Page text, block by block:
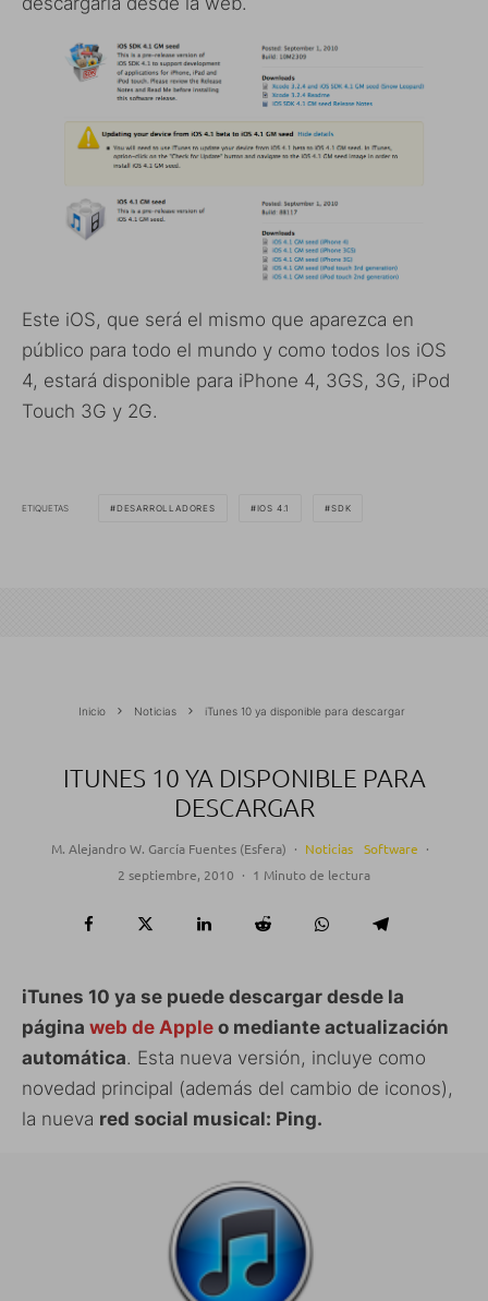
Este iOS, que será el mismo que aparezca en
público para todo el mundo y como todos los iOS
4, estará disponible para iPhone 4, 3GS, 3G, iPod
Touch 3G y 2G.
ETIQUETAS DESARROLLADORES IOS 4.1 SDK
Inicio Noticias iTunes 10 ya disponible para descargar
ITUNES 10 YA DISPONIBLE PARA
DESCARGAR
M. Alejandro W. García Fuentes (Esfera) · Noticias Software ·
2 septiembre, 2010 · 1 Minuto de lectura
iTunes 10 ya se puede descargar desde la
página web de Apple o mediante actualización
automática. Esta nueva versión, incluye como
novedad principal (además del cambio de iconos),
la nueva red social musical: Ping.